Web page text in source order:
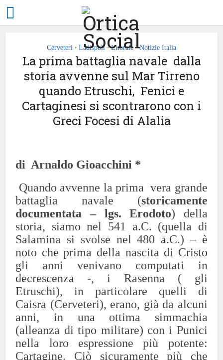
Cerveteri • Ladispoli • Litorale • Notizie Italia
La prima battaglia navale dalla
storia avvenne sul Mar Tirreno
quando Etruschi, Fenici e
Cartaginesi si scontrarono con i
Greci Focesi di Alalia
di Arnaldo Gioacchini *
Quando avvenne la prima vera grande
battaglia navale (storicamente
documentata – lgs. Erodoto) della
storia, siamo nel 541 a.C. (quella di
Salamina si svolse nel 480 a.C.) – è
noto che prima della nascita di Cristo
gli anni venivano computati in
decrescenza -, i Rasenna ( gli
Etruschi), in particolare quelli di
Caisra (Cerveteri), erano, già da alcuni
anni, in una ottima simmachia
(alleanza di tipo militare) con i Punici
nella loro espressione più potente:
Cartagine. Ciò sicuramente più che